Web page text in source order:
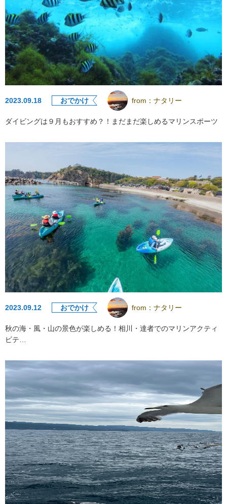
2023.09.18 おでかけ from： ナタリー
ダイビングは９月もおすすめ？！まだまだ楽しめるマリンスポーツ
2023.09.12 おでかけ from： ナタリー
秋の海・風・山の景色が楽しめる！相川・達者でのマリンアクティ
ビテ…